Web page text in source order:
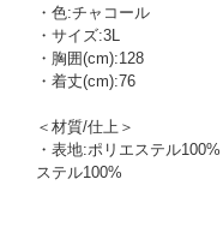
・色:チャコール
・サイズ:3L
・胸囲(cm):128
・着丈(cm):76
＜材質/仕上＞
・表地:ポリエステル
ステル100%